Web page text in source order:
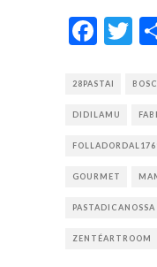
28PASTAI
DIDILAMU
GOURMET
PASTADICANOSSA
ZENTÉARTROOM